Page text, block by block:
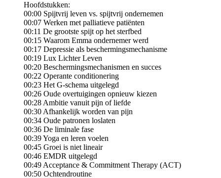
Hoofdstukken:
00:00 Spijtvrij leven vs. spijtvrij ondernemen
00:07 Werken met palliatieve patiënten
00:11 De grootste spijt op het sterfbed
00:15 Waarom Emma ondernemer werd
00:17 Depressie als beschermingsmechanisme
00:19 Lux Lichter Leven
00:20 Beschermingsmechanismen en succes
00:22 Operante conditionering
00:23 Het G-schema uitgelegd
00:26 Oude overtuigingen opnieuw kiezen
00:28 Ambitie vanuit pijn of liefde
00:30 Afhankelijk worden van pijn
00:34 Oude patronen loslaten
00:36 De liminale fase
00:39 Yoga en leren voelen
00:45 Groei is niet lineair
00:46 EMDR uitgelegd
00:49 Acceptance & Commitment Therapy (ACT)
00:50 Ochtendroutine